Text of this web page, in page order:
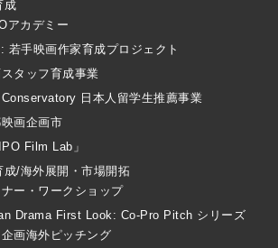
成
アカデミー
若手映画作家育成プロジェクト
スタッフ育成事業
Conservatory 日本人留学生推薦事業
映画企画市
Film Lab」
成/海外展開・市場開拓
ナー・ワークショップ
Drama First Look: Co-Pro Pitch シリーズ
企画海外ピッチング